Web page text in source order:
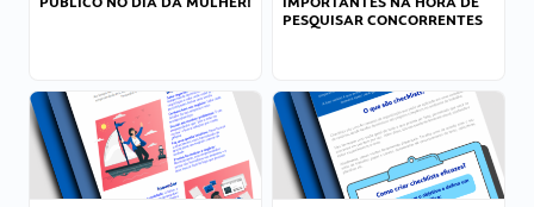
PESQUISAR CONCORRENTES